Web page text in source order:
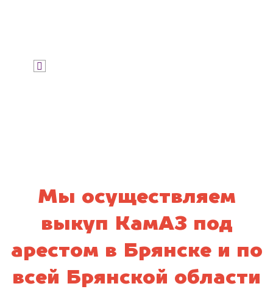
Мы осуществляем
выкуп КамАЗ под
арестом в Брянске и по
всей Брянской области